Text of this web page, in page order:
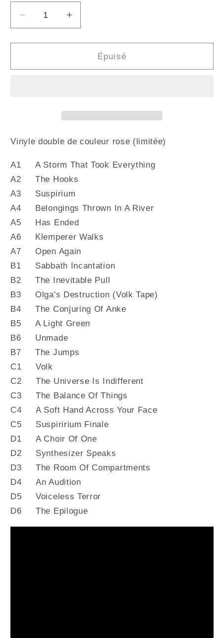
Réduire
la
quantité
THOM
Augmenter
la
quantité
THOM
Épuisé
Vinyle double de couleur rose (limitée)
A1 A Storm That Took Everything
A2 The Hooks
A3 Suspirium
A4 Belongings Thrown In A River
A5 Has Ended
A6 Klemperer Walks
A7 Open Again
B1 Sabbath Incantation
B2 The Inevitable Pull
B3 Olga's Destruction (Volk Tape)
B4 The Conjuring Of Anke
B5 A Light Green
B6 Unmade
B7 The Jumps
C1 Volk
C2 The Universe Is Indifferent
C3 The Balance Of Things
C4 A Soft Hand Across Your Face
C5 Suspiririum Finale
D1 A Choir Of One
D2 Synthesizer Speaks
D3 The Room Of Compartments
D4 An Audition
D5 Voiceless Terror
D6 The Epilogue